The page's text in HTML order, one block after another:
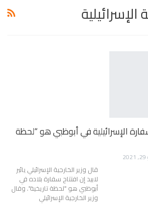
الإسرائيلية
الإسرائيلية في أبوظبي هو “لحظة
قال وزير الخارجية الإسرائيلي يائير
لابيد إن افتتاح سفارة بلاده في
أبوظبي هو "لحظة تاريخية". وقال
وزير الخارجية الإسرائيلي